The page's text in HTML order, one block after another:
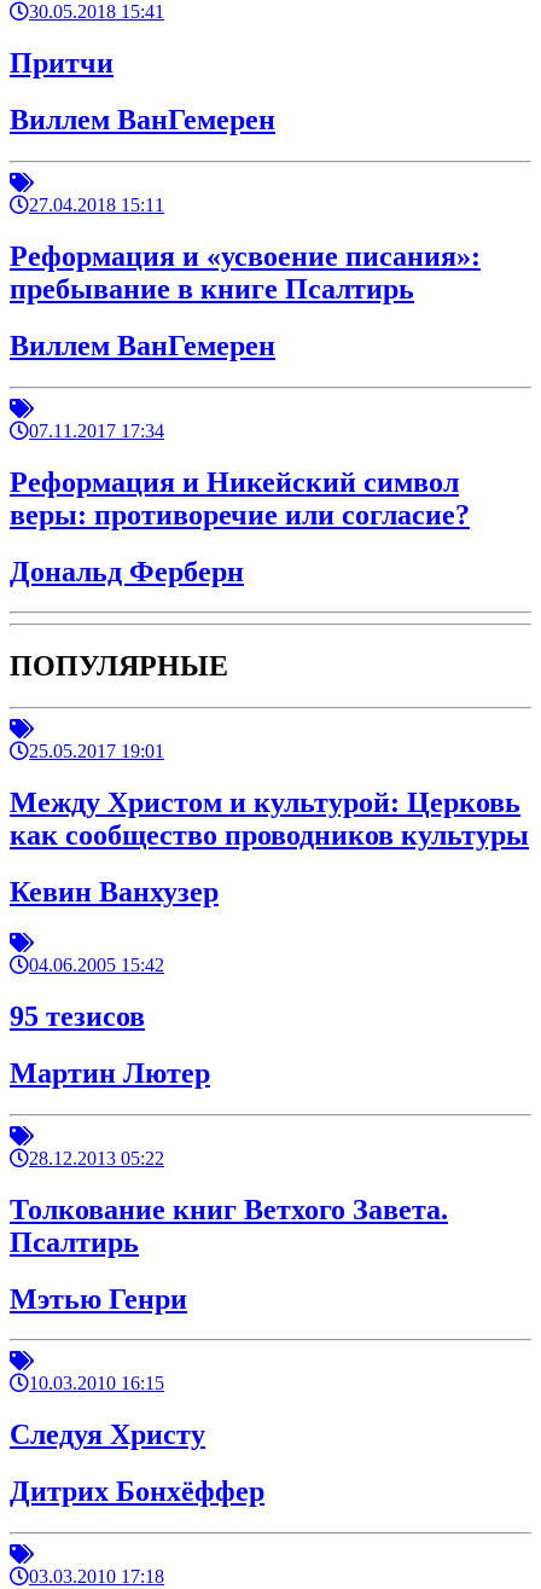
30.05.2018 15:41
Притчи
Виллем ВанГемерен
27.04.2018 15:11
Реформация и «усвоение писания»:
пребывание в книге Псалтирь
Виллем ВанГемерен
07.11.2017 17:34
Реформация и Никейский символ
веры: противоречие или согласие?
Дональд Ферберн
ПОПУЛЯРНЫЕ
25.05.2017 19:01
Между Христом и культурой: Церковь
как сообщество проводников культуры
Кевин Ванхузер
04.06.2005 15:42
95 тезисов
Мартин Лютер
28.12.2013 05:22
Толкование книг Ветхого Завета.
Псалтирь
Мэтью Генри
10.03.2010 16:15
Следуя Христу
Дитрих Бонхёффер
03.03.2010 17:18